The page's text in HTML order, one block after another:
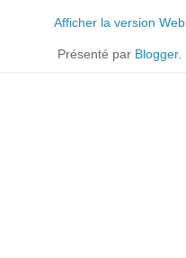
Afficher la version Web
Présenté par Blogger.